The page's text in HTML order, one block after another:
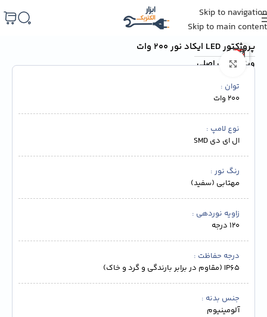
Skip to navigation
Skip to main content
خانه/لامپ و روشنایی/روشنایی فضای آزاد/پرژکتور
پروژکتور LED ایکاد نور 200 وات
ویژگی‌های اصلی
توان
200 وات
نوع لامپ
ال ای دی SMD
رنگ نور
مهتابی (سفید)
زاویه نوردهی
120 درجه
درجه حفاظت
IP65 (مقاوم در برابر بارندگی و گرد و خاک)
جنس بدنه
آلومینیوم
برای بزرگنمایی کلیک کنید